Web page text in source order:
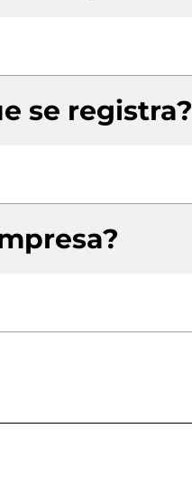
se registra?